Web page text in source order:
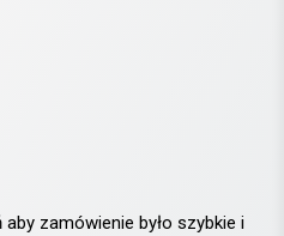
zamówienie było szybkie i